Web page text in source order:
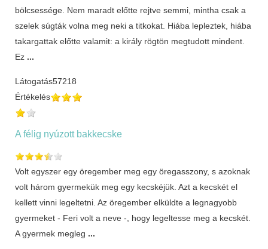
bölcsessége. Nem maradt előtte rejtve semmi, mintha csak a
szelek súgták volna meg neki a titkokat. Hiába lepleztek, hiába
takargattak előtte valamit: a király rögtön megtudott mindent.
Ez ...
Látogatás57218
Értékelés
A félig nyúzott bakkecske
Volt egyszer egy öregember meg egy öregasszony, s azoknak
volt három gyermekük meg egy kecskéjük. Azt a kecskét el
kellett vinni legeltetni. Az öregember elküldte a legnagyobb
gyermeket - Feri volt a neve -, hogy legeltesse meg a kecskét.
A gyermek megleg ...